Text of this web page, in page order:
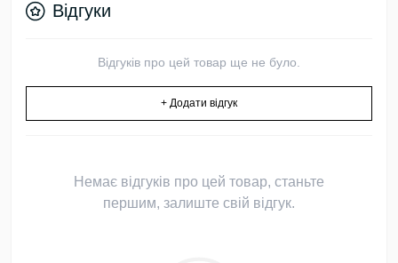
Відгуки
Відгуків про цей товар ще не було.
+ Додати відгук
Немає відгуків про цей товар, станьте
першим, залиште свій відгук.